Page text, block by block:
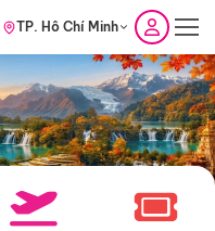
TP. Hồ Chí Minh